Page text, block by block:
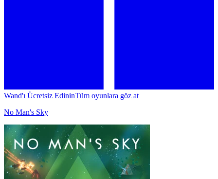
Wand'ı Ücretsiz EdininTüm oyunlara göz at
No Man's Sky